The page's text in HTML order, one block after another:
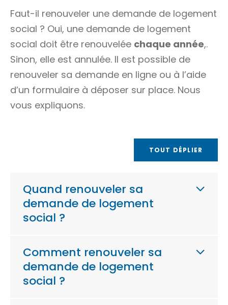
Faut-il renouveler une demande de logement
social ? Oui, une demande de logement
social doit être renouvelée chaque année,.
Sinon, elle est annulée. Il est possible de
renouveler sa demande en ligne ou à l’aide
d’un formulaire à déposer sur place. Nous
vous expliquons.
TOUT DÉPLIER
Quand renouveler sa
demande de logement
social ?
Comment renouveler sa
demande de logement
social ?